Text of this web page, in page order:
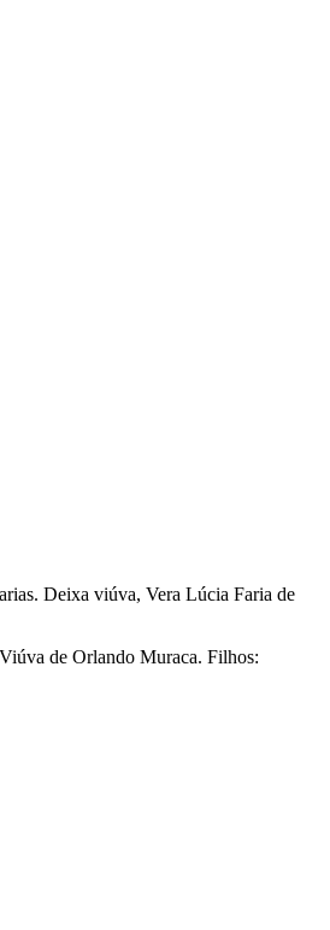
Deixa viúva, Vera Lúcia Faria de
de Orlando Muraca. Filhos: